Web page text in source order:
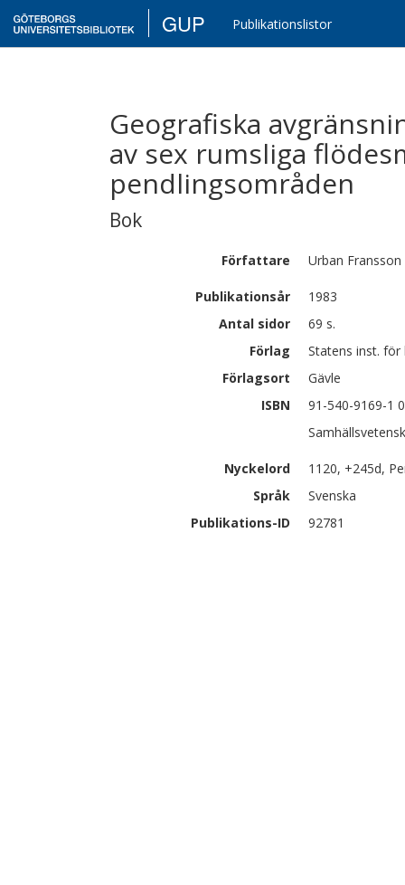
GUP Publikationslistor
Geografiska
av sex rumsliga
pendlingsområden
Bok
Författare Urban Fransson
Publikationsår
1983
Antal sidor
69 s.
Förlag
Statens inst. för
Förlagsort
Gävle
ISBN
91-540-9169-1
Nyckelord
1120, +245d,
Språk
Svenska
Publikations-ID
92781